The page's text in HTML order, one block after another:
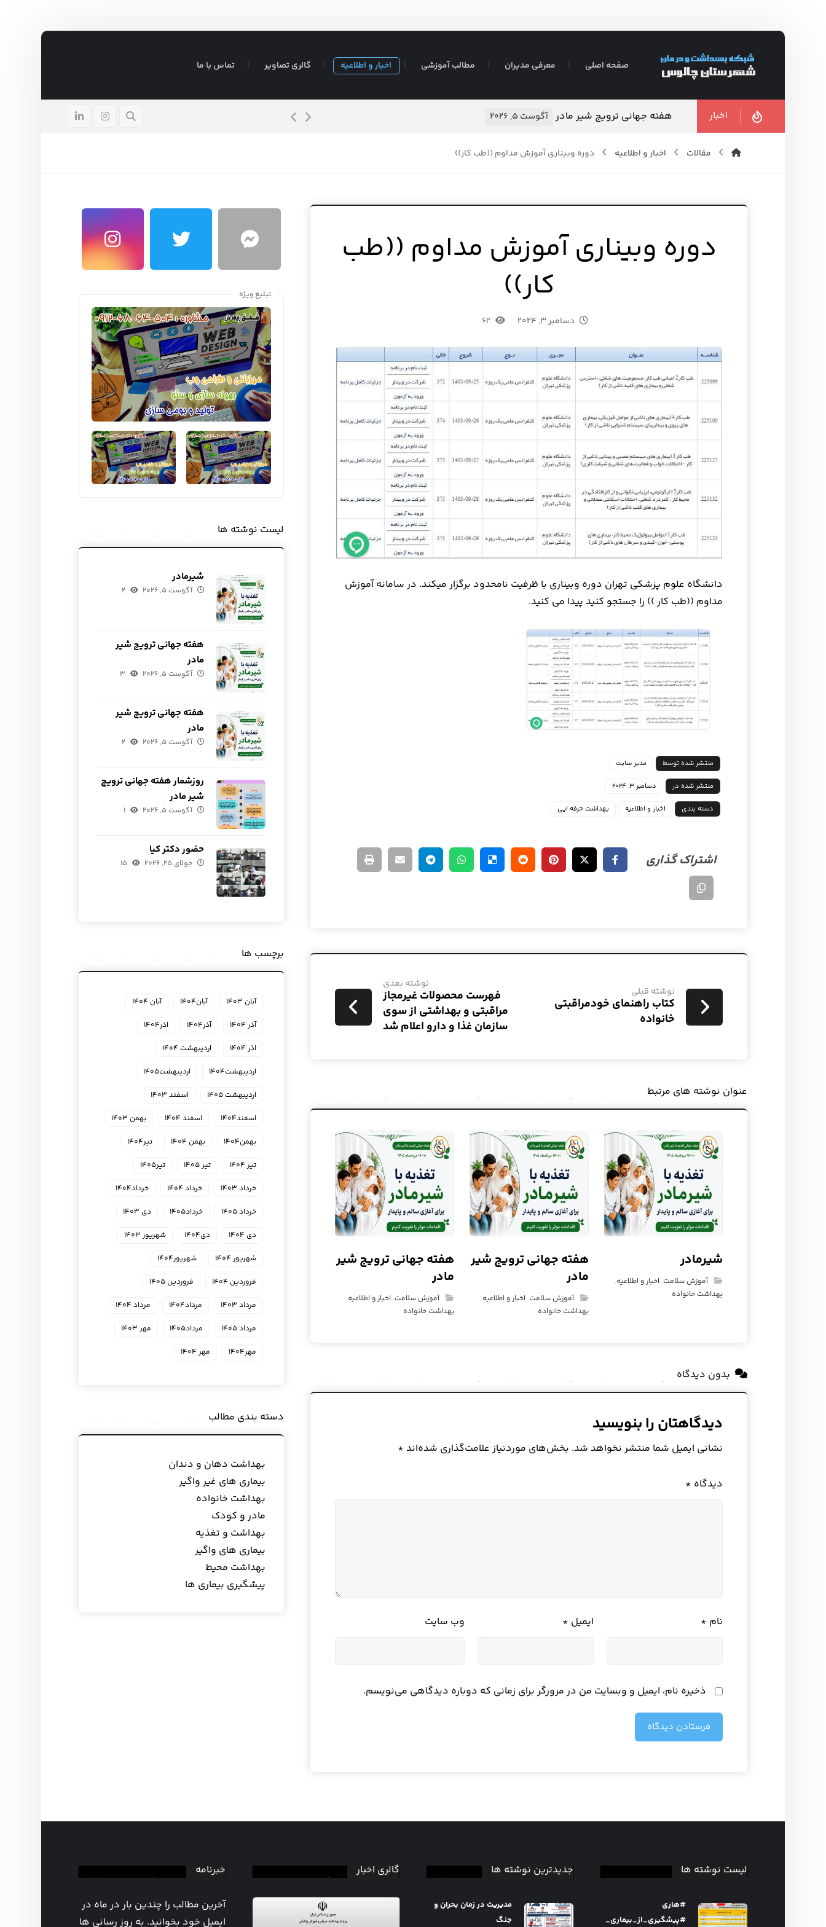
صفحه اصلی معرفی مدیران مطالب آموزشی اخبار و اطلاعیه گالری تصاویر تماس با ما
اخبار شیرمادر هفته جهانی ترویج شیر مادر آگوست ۵, ۲۰۲۶
مقالات اخبار و اطلاعیه دوره وبیناری آموزش مداوم ((طب کار))
دوره وبیناری آموزش مداوم ((طب
کار))
دسامبر ۳, ۲۰۲۴ ۶۲
دانشگاه علوم پزشکی تهران دوره وبیناری با ظرفیت نامحدود برگزار میکند. در سامانه آموزش
مداوم ((طب کار )) را جستجو کنید پیدا می کنید.
منتشر شده توسط مدیر سایت
منتشر شده در دسامبر ۳, ۲۰۲۴
دسته بندی اخبار و اطلاعیه بهداشت حرفه ایی
نوشته قبلی
کتاب راهنمای خودمراقبتی
خانواده
نوشته بعدی
فهرست محصولات غیرمجاز
مراقبتی و بهداشتی از سوی
سازمان غذا و دارو اعلام شد
عنوان ‫نوشته های مرتبط
شیرمادر
آموزش سلامت, اخبار و اطلاعیه,
بهداشت خانواده
هفته جهانی ترویج شیر
مادر
آموزش سلامت, اخبار و اطلاعیه,
بهداشت خانواده
هفته جهانی ترویج شیر
مادر
آموزش سلامت, اخبار و اطلاعیه,
بهداشت خانواده
بدون دیدگاه
دیدگاهتان را بنویسید
نشانی ایمیل شما منتشر نخواهد شد. بخش‌های موردنیاز علامت‌گذاری شده‌اند *
دیدگاه *
نام * ایمیل * وب‌ سایت
ذخیره نام، ایمیل و وبسایت من در مرورگر برای زمانی که دوباره دیدگاهی می‌نویسم.
فرستادن دیدگاه
تبلیغ ویژه
لیست نوشته ها
شیرمادر
آگوست ۵, ۲۰۲۶ ۲
هفته جهانی ترویج شیر
مادر
آگوست ۵, ۲۰۲۶ ۳
هفته جهانی ترویج شیر
مادر
آگوست ۵, ۲۰۲۶ ۲
روزشمار هفته جهانی ترویج
شیر مادر
آگوست ۵, ۲۰۲۶ ۱
حضور دکتر کیا
جولای ۲۵, ۲۰۲۶ ۱۵
برچسب ها
آبان ۱۴۰۳ آبان۱۴۰۴
آبان ۱۴۰۴
آذر ۱۴۰۴
آذر۱۴۰۴
اذر۱۴۰۴
اذر ۱۴۰۴
اردیبهشت ۱۴۰۴
اردیبهشت۱۴۰۴
اردیبهشت۱۴۰۵
اردیبهشت ۱۴۰۵
اسفند ۱۴۰۳
اسفند۱۴۰۴
اسفند ۱۴۰۴
بهمن ۱۴۰۳
بهمن۱۴۰۴
بهمن ۱۴۰۴
تیر۱۴۰۴
تیر ۱۴۰۴
تیر ۱۴۰۵
تیر۱۴۰۵
خرداد ۱۴۰۳
خرداد ۱۴۰۴
خرداد۱۴۰۴
خرداد ۱۴۰۵
خرداد۱۴۰۵
دی ۱۴۰۳
دی ۱۴۰۴
دی۱۴۰۴
شهریور ۱۴۰۳
شهریور ۱۴۰۴
شهریور۱۴۰۴
فروردین ۱۴۰۴
فروردین ۱۴۰۵
مرداد ۱۴۰۳
مرداد۱۴۰۴
مرداد ۱۴۰۴
مرداد ۱۴۰۵
مرداد۱۴۰۵
مهر ۱۴۰۳
مهر۱۴۰۴
مهر ۱۴۰۴
دسته بندی مطالب
بهداشت دهان و دندان
بیماری های غیر واگیر
بهداشت خانواده
مادر و کودک
بهداشت و تغذیه
بیماری های واگیر
بهداشت محیط
پیشگیری بیماری ها
لیست نوشته ها
#هاری
#پیشگیری_از_بیماری_
جدیدترین نوشته ها
مدیریت در زمان بحران و
جنگ
گالری اخبار خبرنامه
آخرین مطالب را چندین بار در ماه در
ایمیل خود بخوانید. به روز رسانی ها